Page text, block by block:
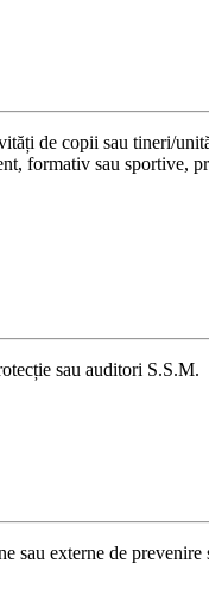
de copii sau tineri/
formativ sau sportive,
sau auditori S.S.M.
sau externe de prevenire